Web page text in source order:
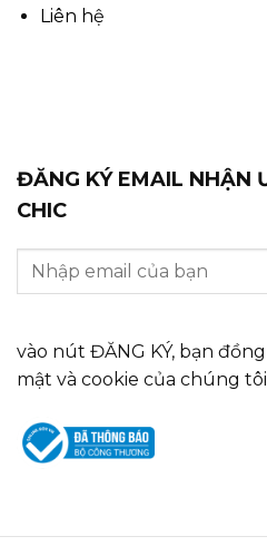
Liên hệ
ĐĂNG KÝ EMAIL NHẬN
CHIC
vào nút ĐĂNG KÝ, bạn
mật và cookie của chúng